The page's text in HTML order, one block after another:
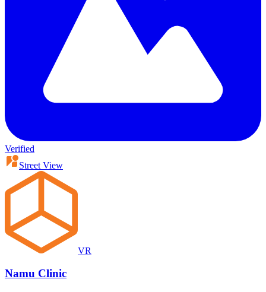
Verified
Street View
VR
Namu Clinic